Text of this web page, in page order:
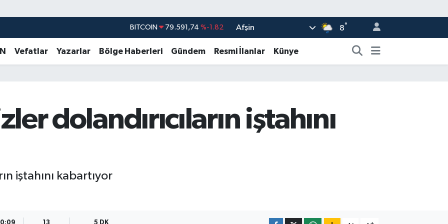
DOLAR 45,43620 %0.02
STERLİN 61,60380 %0.18
BITCOIN 79.591,74 %-1.82
Afşin 8°
Vefatlar Yazarlar Bölge Haberleri Gündem Resmi İlanlar Künye
dolandırıcıların iştahını
iştahını kabartıyor
13 5 DK